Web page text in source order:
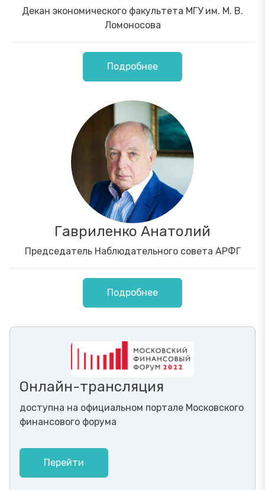
Декан экономического факультета МГУ им. М. В.
Ломоносова
Подробнее
Гавриленко Анатолий
Председатель Наблюдательного совета АРФГ
Подробнее
Онлайн-трансляция
доступна на официальном портале Московского
финансового форума
Перейти